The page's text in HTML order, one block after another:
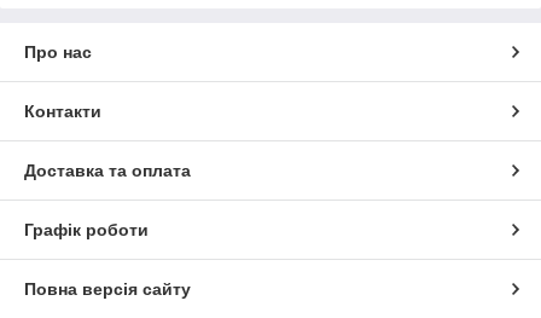
Про нас
Контакти
Доставка та оплата
Графік роботи
Повна версія сайту